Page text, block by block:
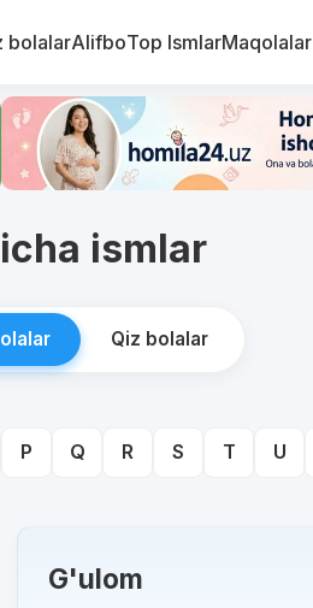
bolalarAlifboTop IsmlarMaqolalar
ismlar
Qiz bolalar
P Q R S T U
G'ulom